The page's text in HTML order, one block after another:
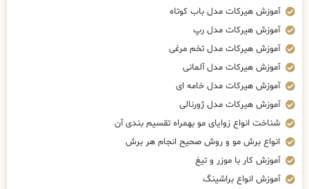
آموزش هیرکات مدل باب کوتاه
آموزش هیرکات مدل رپ
آموزش هیرکات مدل تخم مرغی
آموزش هیرکات مدل آلمانی
آموزش هیرکات مدل خامه ای
آموزش هیرکات مدل ژورنالی
شناخت انواع زوایای مو بهمراه تقسیم بندی آن
انواع برش مو و روش صحیح انجام هر برش
آموزش کار با موزر و تیغ
آموزش انواع براشینگ